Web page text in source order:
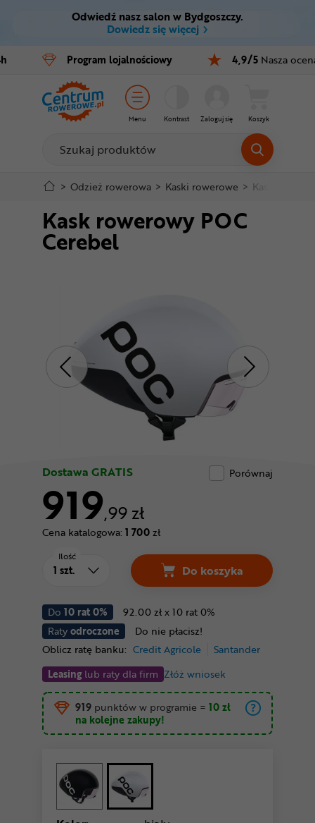
Ctrl M
Menu główne
Informacje o produkcie
Do koszyka
Szczegółowe informacje
Stopka
Odwiedź nasz salon w Bydgoszczy.
Dowiedz się więcej
Program lojalnościowy 4,9/5 Nasza
Menu Kontrast Zaloguj się Koszyk
Rowery
E-bike
Części
Akcesoria
Odzież
Kaski
Buty
Nowości
Superoferta
> Odzież rowerowa > Kaski rowerowe > Kaski
Kask rowerowy POC
Cerebel
Dostawa GRATIS Porównaj
919,99 zł
Cena katalogowa: 1 700zł
Do 10 rat 0%
92.00 zł x 10 rat 0%
Ratyodroczone
Do nie płacisz!
Oblicz ratę banku: Credit Agricole
Santander
Leasinglub raty dla firm Złóż wniosek
Ilość
Do koszyka
919 punktów w programie = 10 zł
na kolejne zakupy!